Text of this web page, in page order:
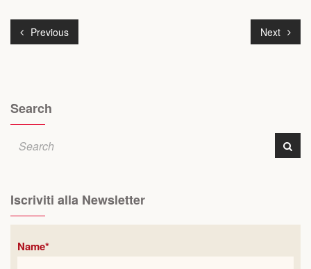
Previous Next
Search
Iscriviti alla Newsletter
Name*